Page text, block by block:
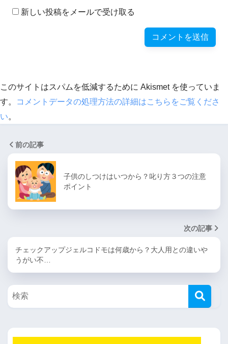
新しい投稿をメールで受け取る
このサイトはスパムを低減するために Akismet を使っていま
す。
コメントデータの処理方法の詳細はこちらをご覧くださ
い。
前の記事
子供のしつけはいつから？叱り方３つの注意
ポイント
次の記事
チェックアップジェルコドモは何歳から？大人用との違いや
うがい不…